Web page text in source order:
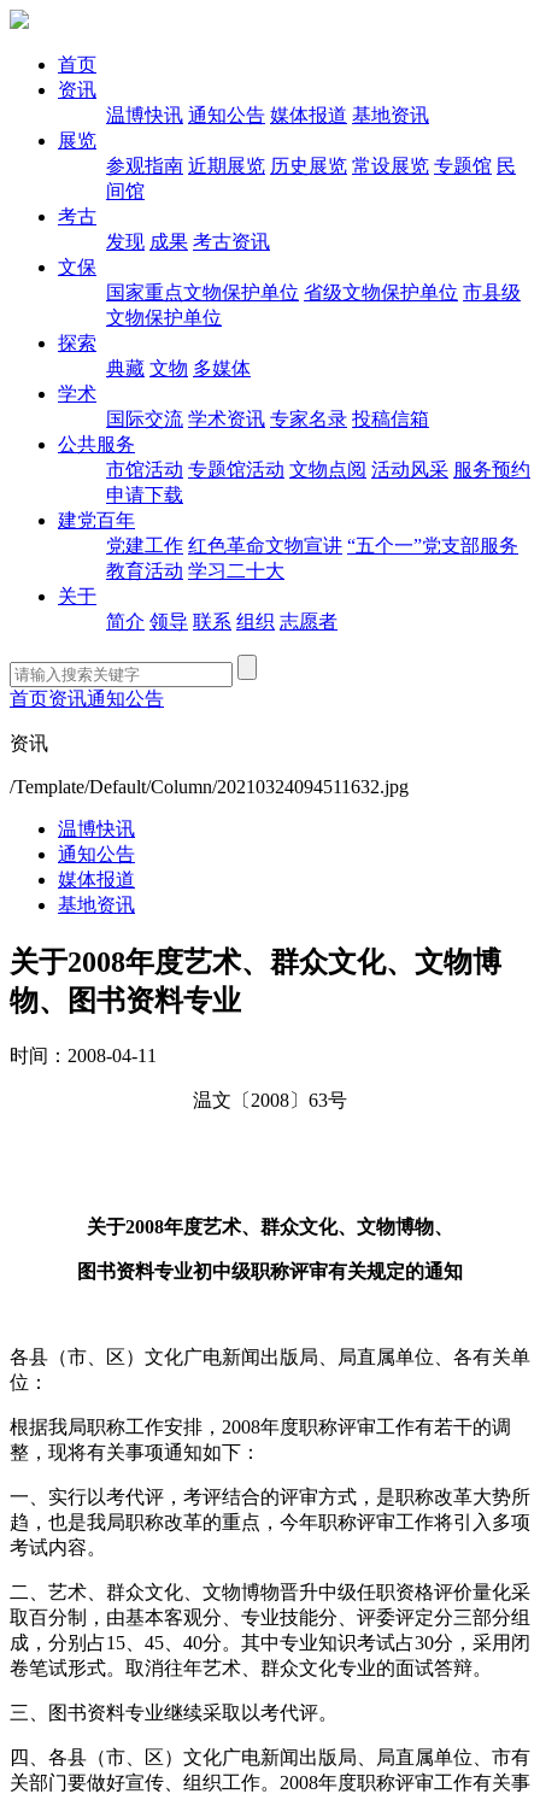
首页
资讯
温博快讯 通知公告 媒体报道 基地资讯
展览
参观指南 近期展览 历史展览 常设展览 专题馆 民
间馆
考古
发现 成果 考古资讯
文保
国家重点文物保护单位 省级文物保护单位 市县级
文物保护单位
探索
典藏 文物 多媒体
学术
国际交流 学术资讯 专家名录 投稿信箱
公共服务
市馆活动 专题馆活动 文物点阅 活动风采 服务预约
申请下载
建党百年
党建工作 红色革命文物宣讲 “五个一”党支部服务
教育活动 学习二十大
关于
简介 领导 联系 组织 志愿者
首页资讯通知公告
资讯
/Template/Default/Column/20210324094511632.jpg
温博快讯
通知公告
媒体报道
基地资讯
关于2008年度艺术、群众文化、文物博
物、图书资料专业
时间：2008-04-11
温文〔2008〕63号
关于2008年度艺术、群众文化、文物博物、
图书资料专业初中级职称评审有关规定的通知
各县（市、区）文化广电新闻出版局、局直属单位、各有关单
位：
根据我局职称工作安排，2008年度职称评审工作有若干的调
整，现将有关事项通知如下：
一、实行以考代评，考评结合的评审方式，是职称改革大势所
趋，也是我局职称改革的重点，今年职称评审工作将引入多项
考试内容。
二、艺术、群众文化、文物博物晋升中级任职资格评价量化采
取百分制，由基本客观分、专业技能分、评委评定分三部分组
成，分别占15、45、40分。其中专业知识考试占30分，采用闭
卷笔试形式。取消往年艺术、群众文化专业的面试答辩。
三、图书资料专业继续采取以考代评。
四、各县（市、区）文化广电新闻出版局、局直属单位、市有
关部门要做好宣传、组织工作。2008年度职称评审工作有关事